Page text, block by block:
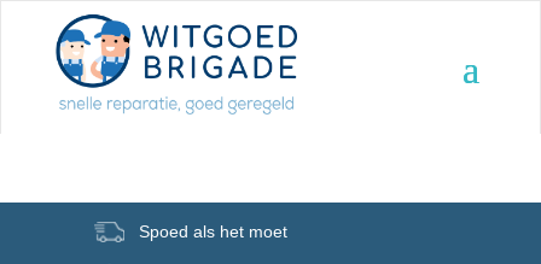
Spoed als het moet